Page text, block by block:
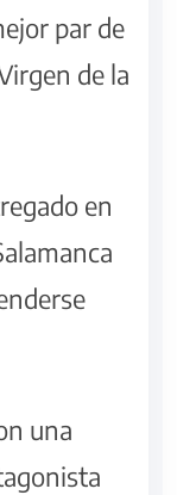
par de
de la
en
una